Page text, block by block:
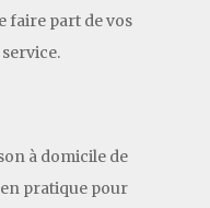
faire part de vos
à domicile de
pratique pour